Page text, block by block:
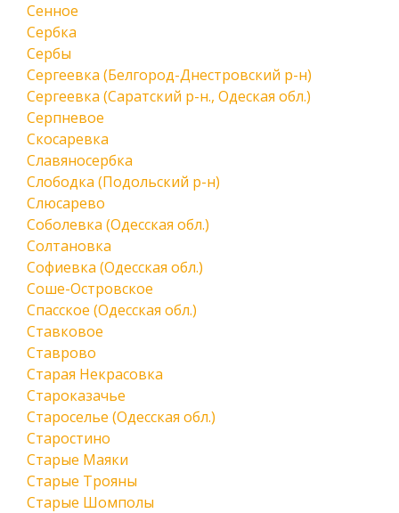
Сенное
Сербка
Сербы
Сергеевка (Белгород-Днестровский р-н)
Сергеевка (Саратский р-н., Одеская обл.)
Серпневое
Скосаревка
Славяносербка
Слободка (Подольский р-н)
Слюсарево
Соболевка (Одесская обл.)
Солтановка
Софиевка (Одесская обл.)
Соше-Островское
Спасское (Одесская обл.)
Ставковое
Ставрово
Старая Некрасовка
Староказачье
Староселье (Одесская обл.)
Старостино
Старые Маяки
Старые Трояны
Старые Шомполы